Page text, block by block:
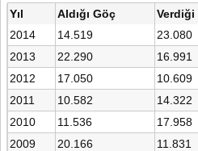
Yıl Aldığı Göç Verdiği
2014
14.519 23.080
2013
22.290 16.991
2012
17.050 10.609
2011
10.582 14.322
2010
11.536 17.958
2009
20.166 11.831